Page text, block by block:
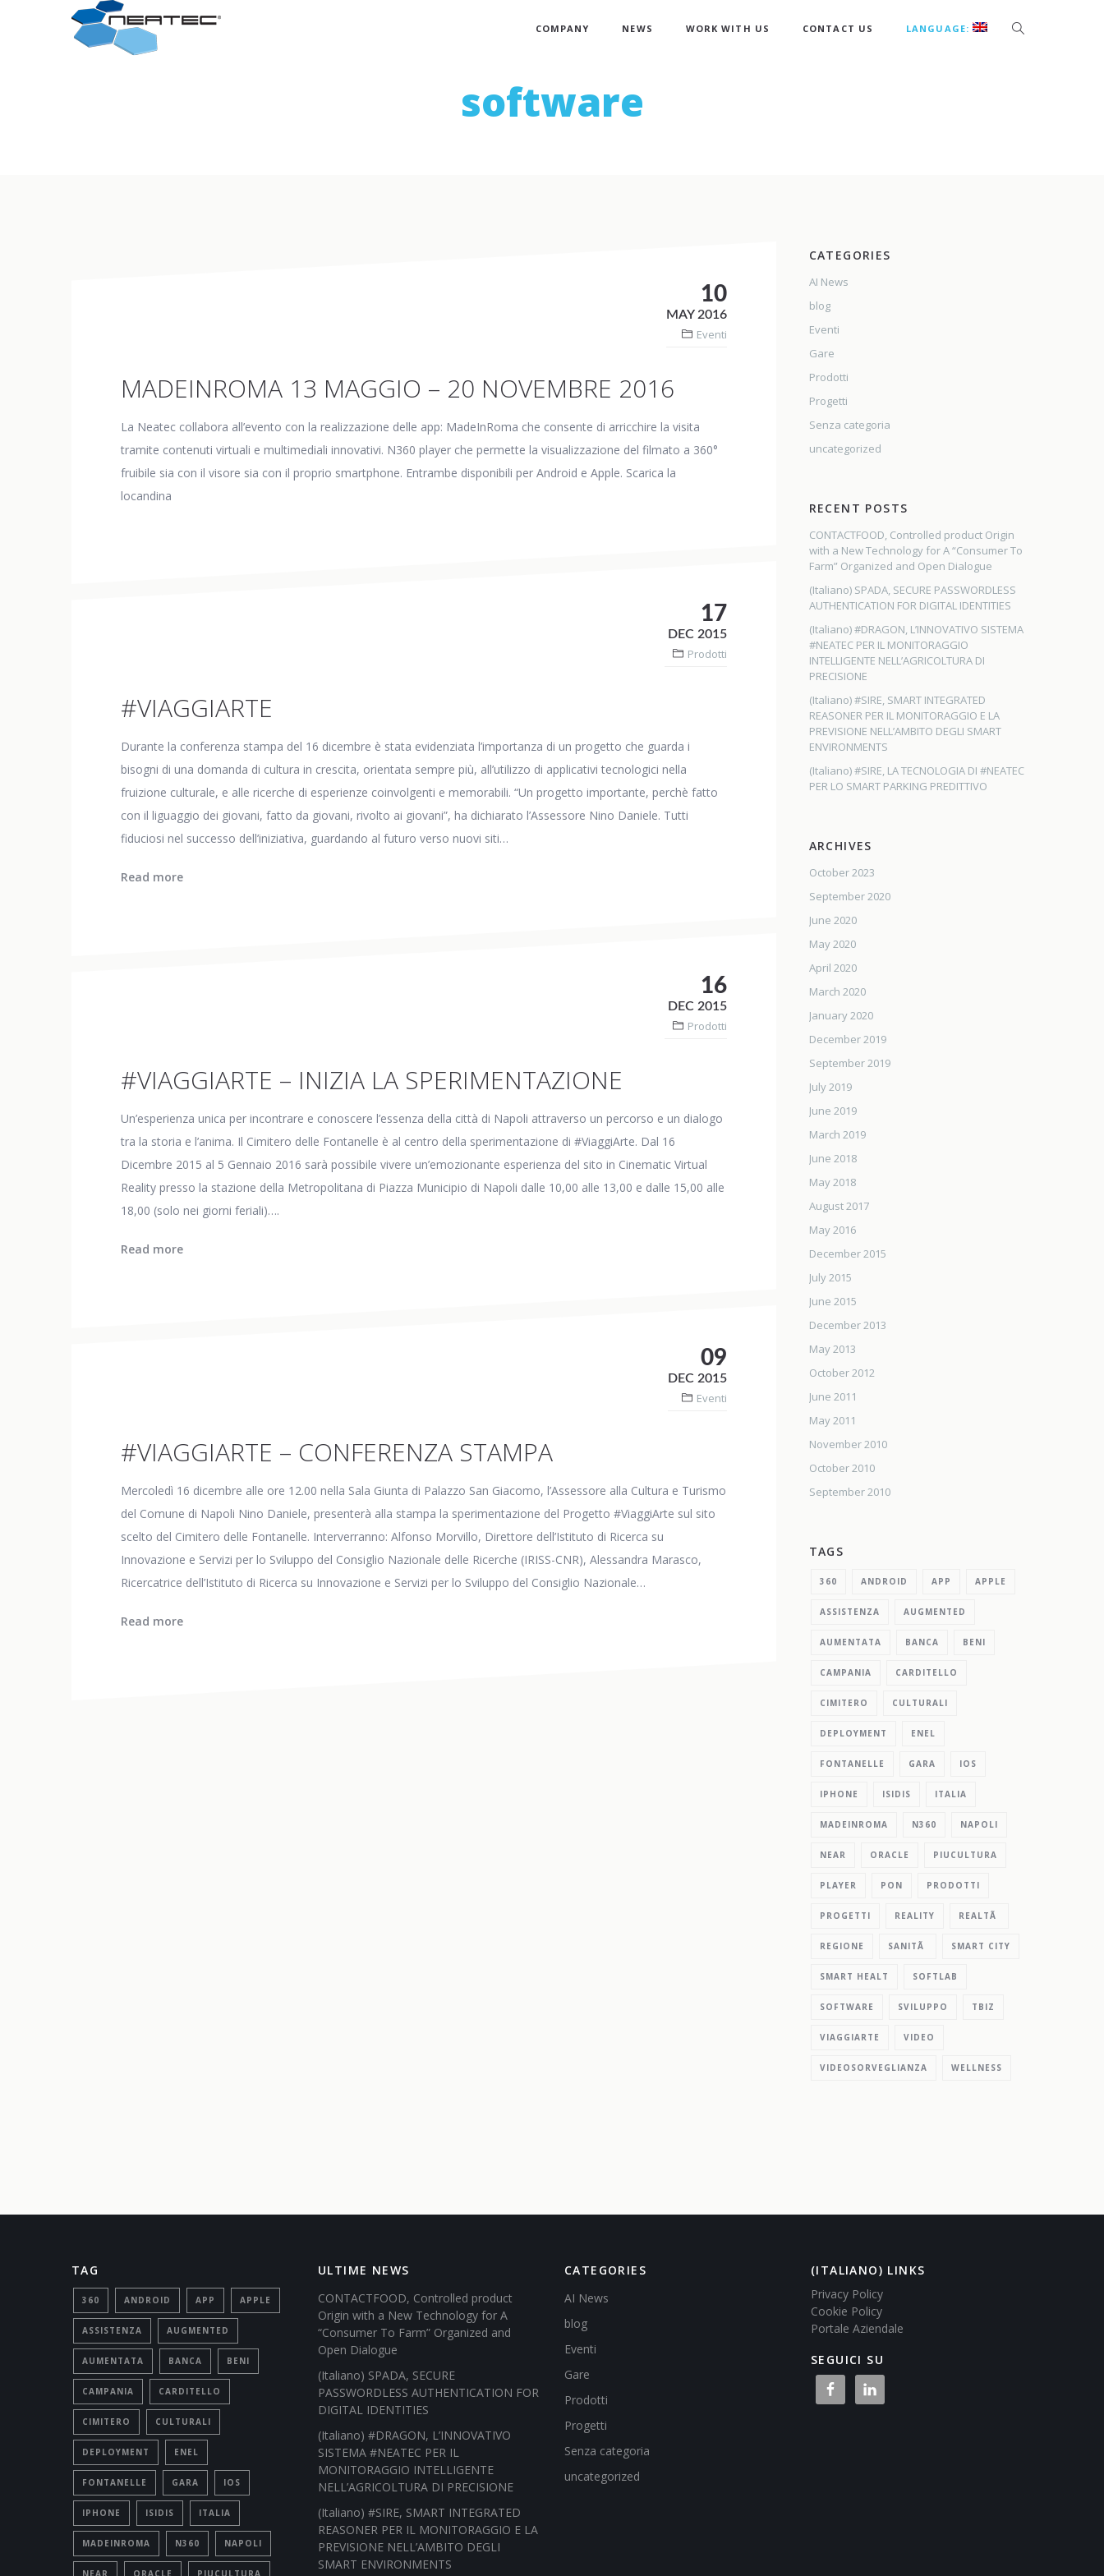
COMPANY NEWS WORK WITH US CONTACT US LANGUAGE:
software
MADEINROMA 13 MAGGIO – 20 NOVEMBRE 2016
La Neatec collabora all’evento con la realizzazione delle app: MadeInRoma che consente di arricchire la visita
tramite contenuti virtuali e multimediali innovativi. N360 player che permette la visualizzazione del filmato a 360°
fruibile sia con il visore sia con il proprio smartphone. Entrambe disponibili per Android e Apple. Scarica la
locandina
10
MAY 2016
Eventi
#VIAGGIARTE
Durante la conferenza stampa del 16 dicembre è stata evidenziata l’importanza di un progetto che guarda i
bisogni di una domanda di cultura in crescita, orientata sempre più, all’utilizzo di applicativi tecnologici nella
fruizione culturale, e alle ricerche di esperienze coinvolgenti e memorabili. “Un progetto importante, perchè fatto
con il liguaggio dei giovani, fatto da giovani, rivolto ai giovani”, ha dichiarato l’Assessore Nino Daniele. Tutti
fiduciosi nel successo dell’iniziativa, guardando al futuro verso nuovi siti…
Read more
17
DEC 2015
Prodotti
#VIAGGIARTE – INIZIA LA SPERIMENTAZIONE
Un’esperienza unica per incontrare e conoscere l’essenza della città di Napoli attraverso un percorso e un dialogo
tra la storia e l’anima. Il Cimitero delle Fontanelle è al centro della sperimentazione di #ViaggiArte. Dal 16
Dicembre 2015 al 5 Gennaio 2016 sarà possibile vivere un’emozionante esperienza del sito in Cinematic Virtual
Reality presso la stazione della Metropolitana di Piazza Municipio di Napoli dalle 10,00 alle 13,00 e dalle 15,00 alle
18,00 (solo nei giorni feriali)….
Read more
16
DEC 2015
Prodotti
#VIAGGIARTE – CONFERENZA STAMPA
Mercoledì 16 dicembre alle ore 12.00 nella Sala Giunta di Palazzo San Giacomo, l’Assessore alla Cultura e Turismo
del Comune di Napoli Nino Daniele, presenterà alla stampa la sperimentazione del Progetto #ViaggiArte sul sito
scelto del Cimitero delle Fontanelle. Interverranno: Alfonso Morvillo, Direttore dell’Istituto di Ricerca su
Innovazione e Servizi per lo Sviluppo del Consiglio Nazionale delle Ricerche (IRISS-CNR), Alessandra Marasco,
Ricercatrice dell’Istituto di Ricerca su Innovazione e Servizi per lo Sviluppo del Consiglio Nazionale…
Read more
09
DEC 2015
Eventi
CATEGORIES
AI News
blog
Eventi
Gare
Prodotti
Progetti
Senza categoria
uncategorized
RECENT POSTS
CONTACTFOOD, Controlled product Origin
with a New Technology for A “Consumer To
Farm” Organized and Open Dialogue
(Italiano) SPADA, SECURE PASSWORDLESS
AUTHENTICATION FOR DIGITAL IDENTITIES
(Italiano) #DRAGON, L’INNOVATIVO SISTEMA
#NEATEC PER IL MONITORAGGIO
INTELLIGENTE NELL’AGRICOLTURA DI
PRECISIONE
(Italiano) #SIRE, SMART INTEGRATED
REASONER PER IL MONITORAGGIO E LA
PREVISIONE NELL’AMBITO DEGLI SMART
ENVIRONMENTS
(Italiano) #SIRE, LA TECNOLOGIA DI #NEATEC
PER LO SMART PARKING PREDITTIVO
ARCHIVES
October 2023
September 2020
June 2020
May 2020
April 2020
March 2020
January 2020
December 2019
September 2019
July 2019
June 2019
March 2019
June 2018
May 2018
August 2017
May 2016
December 2015
July 2015
June 2015
December 2013
May 2013
October 2012
June 2011
May 2011
November 2010
October 2010
September 2010
TAGS
360 ANDROID APP APPLE
ASSISTENZA AUGMENTED
AUMENTATA BANCA BENI
CAMPANIA CARDITELLO
CIMITERO CULTURALI
DEPLOYMENT ENEL
FONTANELLE GARA IOS
IPHONE ISIDIS ITALIA
MADEINROMA N360 NAPOLI
NEAR ORACLE PIUCULTURA
PLAYER PON PRODOTTI
PROGETTI REALITY REALTÃ
REGIONE SANITÃ SMART CITY
SMART HEALT SOFTLAB
SOFTWARE SVILUPPO TBIZ
VIAGGIARTE VIDEO
VIDEOSORVEGLIANZA WELLNESS
TAG
360 ANDROID APP APPLE
ASSISTENZA AUGMENTED
AUMENTATA BANCA BENI
CAMPANIA CARDITELLO
CIMITERO CULTURALI
DEPLOYMENT ENEL
FONTANELLE GARA IOS
IPHONE ISIDIS ITALIA
MADEINROMA N360 NAPOLI
NEAR ORACLE PIUCULTURA
ULTIME NEWS
CONTACTFOOD, Controlled product
Origin with a New Technology for A
“Consumer To Farm” Organized and
Open Dialogue
(Italiano) SPADA, SECURE
PASSWORDLESS AUTHENTICATION FOR
DIGITAL IDENTITIES
(Italiano) #DRAGON, L’INNOVATIVO
SISTEMA #NEATEC PER IL
MONITORAGGIO INTELLIGENTE
NELL’AGRICOLTURA DI PRECISIONE
(Italiano) #SIRE, SMART INTEGRATED
REASONER PER IL MONITORAGGIO E LA
PREVISIONE NELL’AMBITO DEGLI
SMART ENVIRONMENTS
CATEGORIES
AI News
blog
Eventi
Gare
Prodotti
Progetti
Senza categoria
uncategorized
(ITALIANO) LINKS
Privacy Policy
Cookie Policy
Portale Aziendale
SEGUICI SU